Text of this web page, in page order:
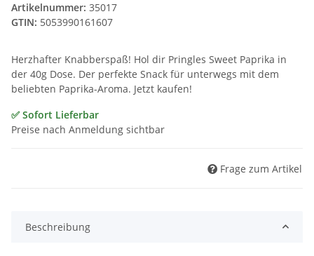
Artikelnummer: 35017
GTIN: 5053990161607
Herzhafter Knabberspaß! Hol dir Pringles Sweet Paprika in
der 40g Dose. Der perfekte Snack für unterwegs mit dem
beliebten Paprika-Aroma. Jetzt kaufen!
✅ Sofort Lieferbar
Preise nach Anmeldung sichtbar
Frage zum Artikel
Beschreibung